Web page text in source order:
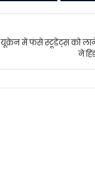
यूक्रेन में फंसे स्टूडेंट्स को
ने